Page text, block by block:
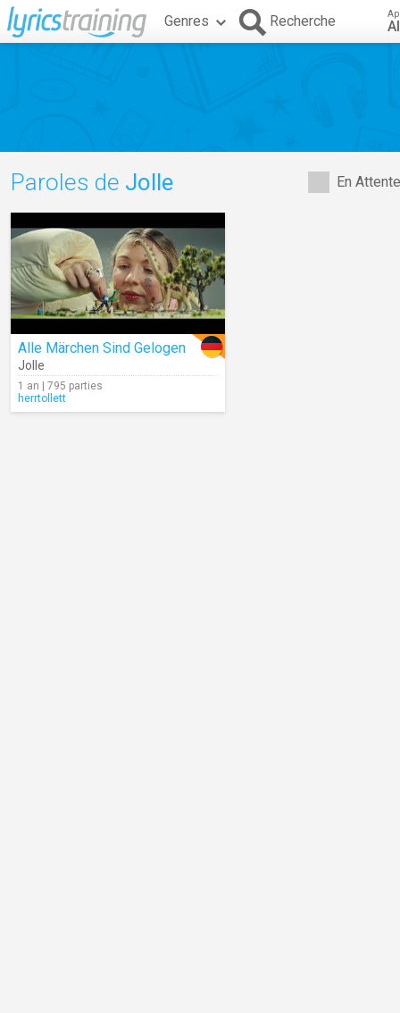
Genres Recherche
En
Paroles de Jolle
Alle Märchen Sind Gelogen
Jolle
1 an | 795 parties
herrtollett